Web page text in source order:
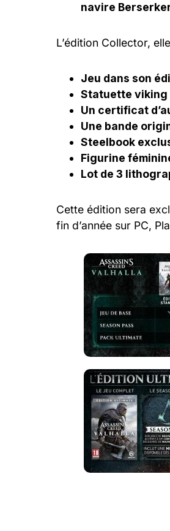
navire
L’édition Collector,
Jeu dans son
Statuette viking
Un certificat
Une bande
Steelbook
Figurine
Lot de 3
Cette édition sera
fin d’année sur PC,